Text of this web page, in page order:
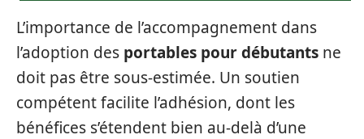
L’importance de l’accompagnement dans
l’adoption des portables pour débutants ne
doit pas être sous-estimée. Un soutien
compétent facilite l’adhésion, dont les
bénéfices s’étendent bien au-delà d’une